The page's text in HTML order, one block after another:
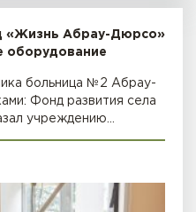
«Жизнь Абрау-Дюрсо»
оборудование
больница №2 Абрау-
Фонд развития села
учреждению…